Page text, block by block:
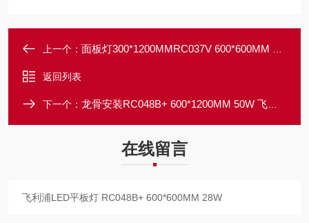
上一个： 面板灯300*1200MMRC037V 600*600MM 36W飞利浦LED平板灯42W
返回列表
下一个： 龙骨安装RC048B+ 600*1200MM 50W 飞利浦LED灯盘
在线留言